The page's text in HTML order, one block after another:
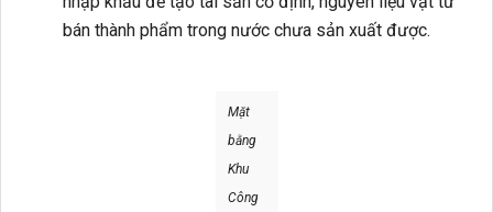
bán thành phẩm trong nước chưa sản xuất được.
Mặt
bằng
Khu
Công